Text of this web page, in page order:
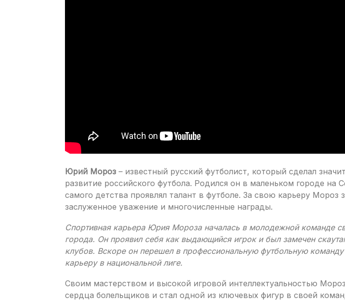
Юрий Мороз – известный русский футболист, который сделал
развитие российского футбола. Родился он в маленьком городе на
самого детства проявлял талант в футболе. За свою карьеру Мороз
заслуженное уважение и многочисленные награды.
Спортивная карьера Юрия Мороза началась в молодежной команде
города. Он проявил себя как выдающийся игрок и был замечен
клубов. Вскоре он перешел в профессиональную футбольную
карьеру в национальной лиге.
Своим мастерством и высокой игровой интеллектуальностью
сердца болельщиков и стал одной из ключевых фигур в своей